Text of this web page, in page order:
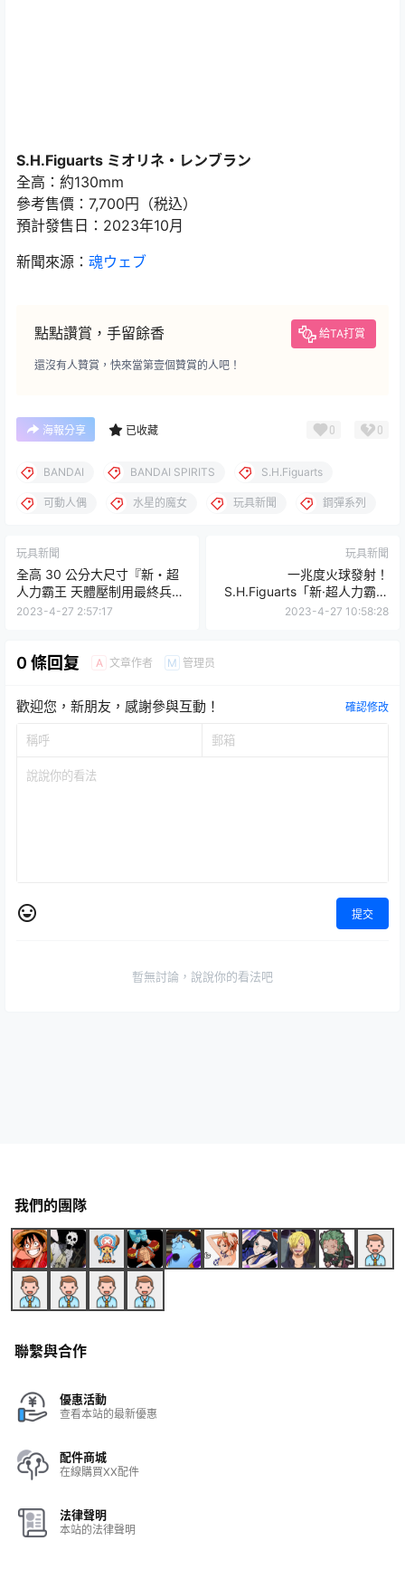
S.H.Figuarts ミオリネ・レンブラン
全高：約130mm
參考售價：7,700円（税込）
預計發售日：2023年10月
新聞來源： 魂ウェブ
點點讚賞，手留餘香 給TA打賞
還沒有人贊賞，快來當第壹個贊賞的人吧！
海報分享 已收藏 0 0
BANDAI BANDAI SPIRITS S.H.Figuarts
可動人偶 水星的魔女 玩具新聞 鋼彈系列
玩具新聞
全高 30 公分大尺寸『新・超
人力霸王 天體壓制用最終兵器
傑頓』於 MOVIE MONSTER
2023-4-27 2:57:17
玩具新聞
一兆度火球發射！
S.H.Figuarts「新·超人力霸王
傑頓」34公分巨大再現天體制
2023-4-27 10:58:28
0 條回复 A 文章作者 M 管理员
歡迎您，新朋友，感謝參與互動！ 確認修改
提交
暫無討論，說說你的看法吧
我們的團隊
聯繫與合作
優惠活動
查看本站的最新優惠
配件商城
在線購買XX配件
法律聲明
本站的法律聲明